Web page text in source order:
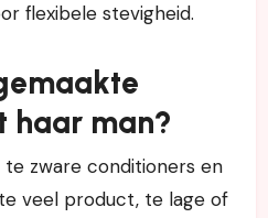
flexibele stevigheid.
haar man?
zware conditioners en
veel product, te lage of